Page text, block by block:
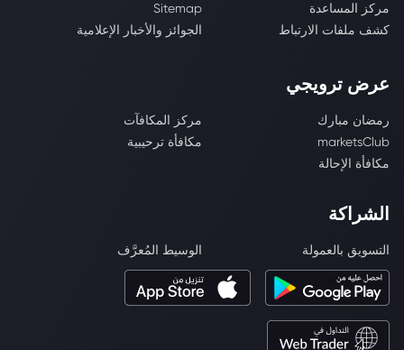
مركز المساعدة
Sitemap
كشف ملفات الارتباط
الجوائز والأخبار الإعلامية
عرض ترويجي
رمضان مبارك
مركز المكافآت
marketsClub
مكافأة ترحيبية
مكافأة الإحالة
الشراكة
التسويق بالعمولة الوسيط المُعرَّف